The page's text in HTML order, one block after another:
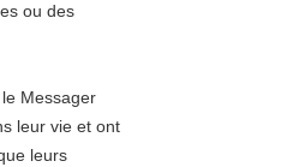
ou des
Messager
leurs